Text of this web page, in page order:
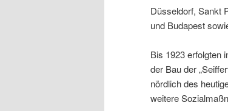
Düsseldorf, Sankt
und Budapest
Bis 1923 erfolgten
der Bau der
nördlich des
weitere